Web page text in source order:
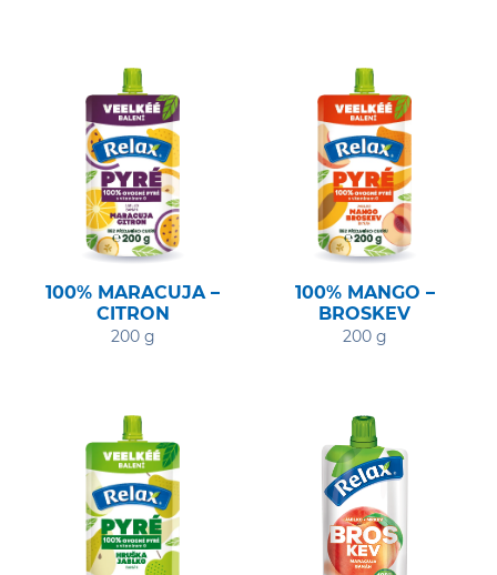
100% MARACUJA –
CITRON
200 g
100% MANGO –
BROSKEV
200 g